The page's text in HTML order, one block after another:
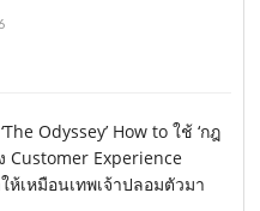
Odyssey’ How to ใช้ ‘กฎ
Customer Experience
ห้เหมือนเทพเจ้าปลอมตัวมา